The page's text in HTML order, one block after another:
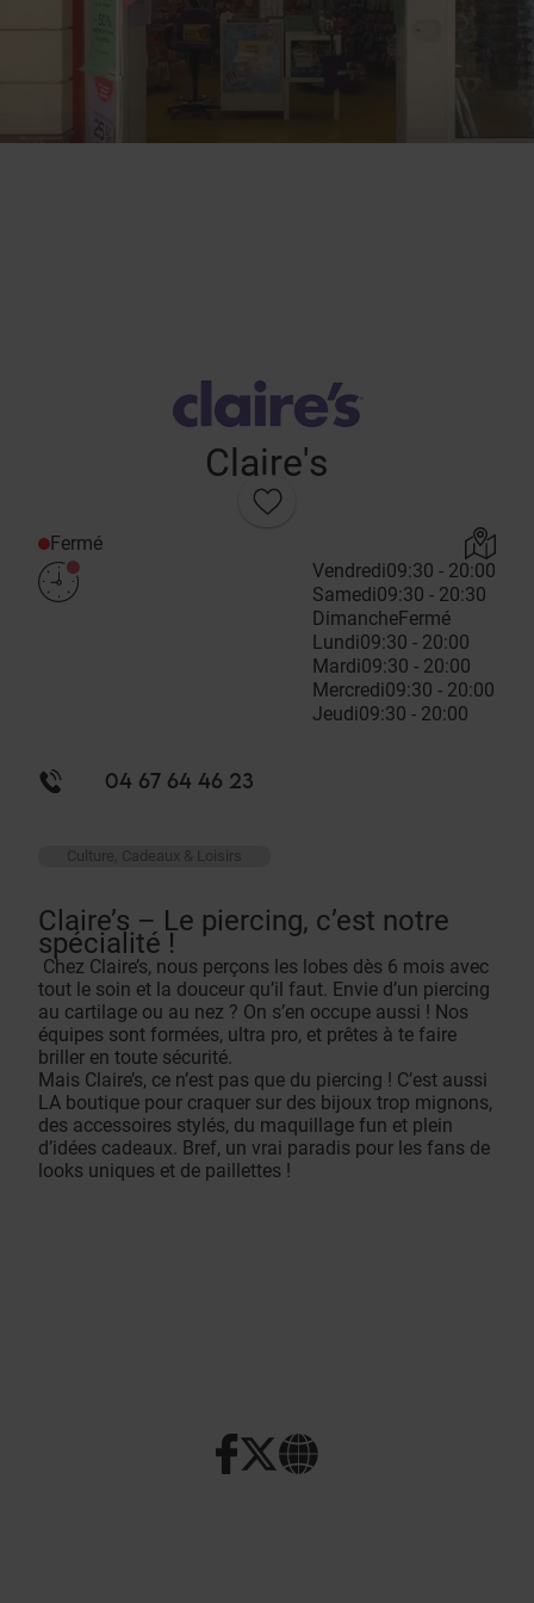
Claire's
Fermé
Vendredi09:30 - 20:00
Samedi09:30 - 20:30
DimancheFermé
Lundi09:30 - 20:00
Mardi09:30 - 20:00
Mercredi09:30 - 20:00
Jeudi09:30 - 20:00
04 67 64 46 23
Culture, Cadeaux & Loisirs
Claire’s – Le piercing, c’est notre
spécialité !
Chez Claire’s, nous perçons les lobes dès 6 mois avec
tout le soin et la douceur qu’il faut. Envie d’un piercing
au cartilage ou au nez ? On s’en occupe aussi ! Nos
équipes sont formées, ultra pro, et prêtes à te faire
briller en toute sécurité.
Mais Claire’s, ce n’est pas que du piercing ! C’est aussi
LA boutique pour craquer sur des bijoux trop mignons,
des accessoires stylés, du maquillage fun et plein
d’idées cadeaux. Bref, un vrai paradis pour les fans de
looks uniques et de paillettes !